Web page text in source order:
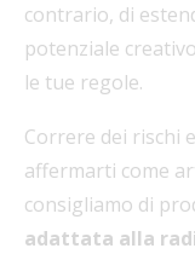
contrario, di
potenziale
le tue regole.
Correre dei rischi
affermarti come
consigliamo di
adattata alla